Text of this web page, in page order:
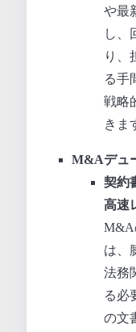
や最
し、
り、
る手
戦略
きま
M&Aデュ
契約
高速
M&A
は、
法務
る必
の文